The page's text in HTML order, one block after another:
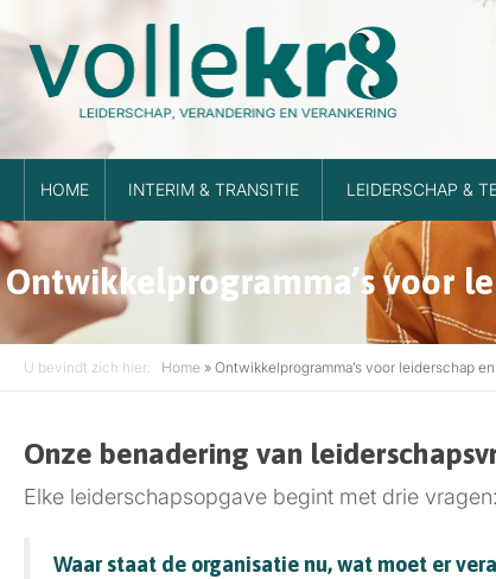
HOME INTERIM & TRANSITIE LEIDERSCHAP &
Ontwikkelprogramma’s voor
U bevindt zich hier: Home » Ontwikkelprogramma’s voor leiderschap
Onze benadering van
Elke leiderschapsopgave begint met drie vragen:
Waar staat de organisatie nu, wat moet er